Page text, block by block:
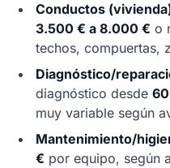
Conductos
3.500 € a 8.000 € o
techos, compuertas,
Diagnóstico/
diagnóstico desde
muy variable según
Mantenimiento/
€ por equipo, según